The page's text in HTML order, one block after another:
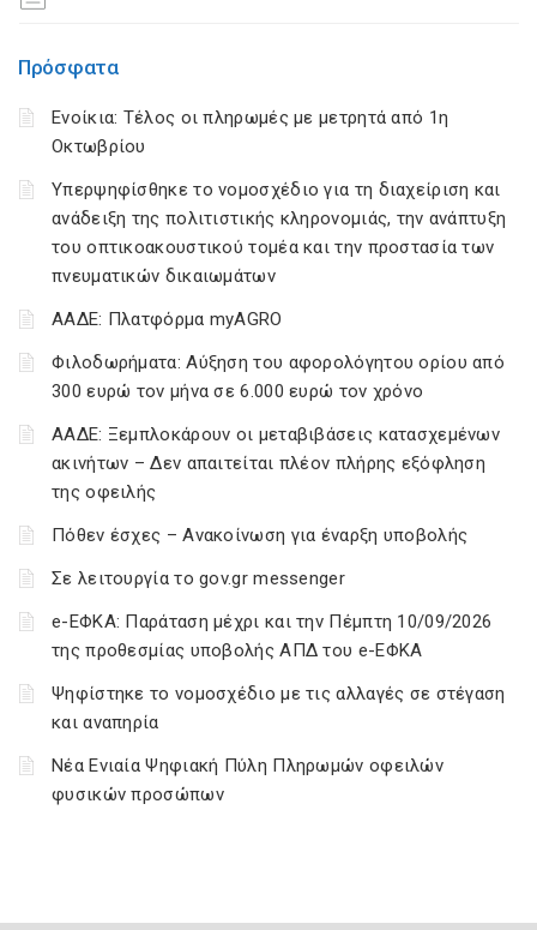
Πρόσφατα
Ενοίκια: Τέλος οι πληρωμές με μετρητά από 1η
Οκτωβρίου
Υπερψηφίσθηκε το νομοσχέδιο για τη διαχείριση και
ανάδειξη της πολιτιστικής κληρονομιάς, την ανάπτυξη
του οπτικοακουστικού τομέα και την προστασία των
πνευματικών δικαιωμάτων
ΑΑΔΕ: Πλατφόρμα myAGRO
Φιλοδωρήματα: Αύξηση του αφορολόγητου ορίου από
300 ευρώ τον μήνα σε 6.000 ευρώ τον χρόνο
ΑΑΔΕ: Ξεμπλοκάρουν οι μεταβιβάσεις κατασχεμένων
ακινήτων – Δεν απαιτείται πλέον πλήρης εξόφληση
της οφειλής
Πόθεν έσχες – Ανακοίνωση για έναρξη υποβολής
Σε λειτουργία το gov.gr messenger
e-ΕΦΚΑ: Παράταση μέχρι και την Πέμπτη 10/09/2026
της προθεσμίας υποβολής ΑΠΔ του e-ΕΦΚΑ
Ψηφίστηκε το νομοσχέδιο με τις αλλαγές σε στέγαση
και αναπηρία
Νέα Ενιαία Ψηφιακή Πύλη Πληρωμών οφειλών
φυσικών προσώπων